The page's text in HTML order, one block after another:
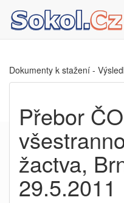
Dokumenty k stažení -
Přebor
žactva,
29.5.2011